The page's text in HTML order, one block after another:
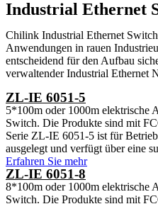
Industrial Ethernet
Chilink Industrial Ethernet
Anwendungen in rauen
entscheidend für den Aufbau
verwaltender Industrial Ethernet
ZL-IE 6051-5
5*100m oder 1000m elektrische
Switch. Die Produkte sind mit
Serie ZL-IE 6051-5 ist für
ausgelegt und verfügt über eine
Erfahren Sie mehr
ZL-IE 6051-8
8*100m oder 1000m elektrische
Switch. Die Produkte sind mit